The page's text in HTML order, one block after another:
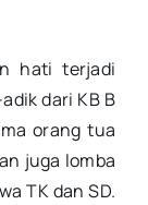
hati terjadi
dari KB B
orang tua
juga lomba
TK dan SD.